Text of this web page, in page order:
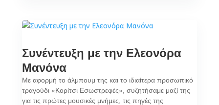
Συνέντευξη με την Ελεονόρα
Μανόνα
Με αφορμή το άλμπουμ της και το ιδιαίτερα προσωπικό
τραγούδι «Κορίτσι Εσωστρεφές», συζητήσαμε μαζί της
για τις πρώτες μουσικές μνήμες, τις πηγές της